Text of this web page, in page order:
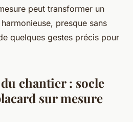
peut transformer un
presque sans
quelques gestes précis pour
chantier : socle
sur mesure